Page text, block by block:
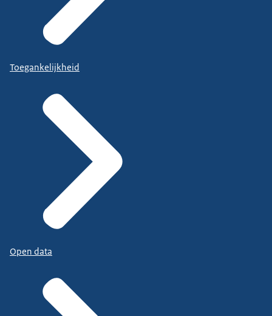
Toegankelijkheid
Open data